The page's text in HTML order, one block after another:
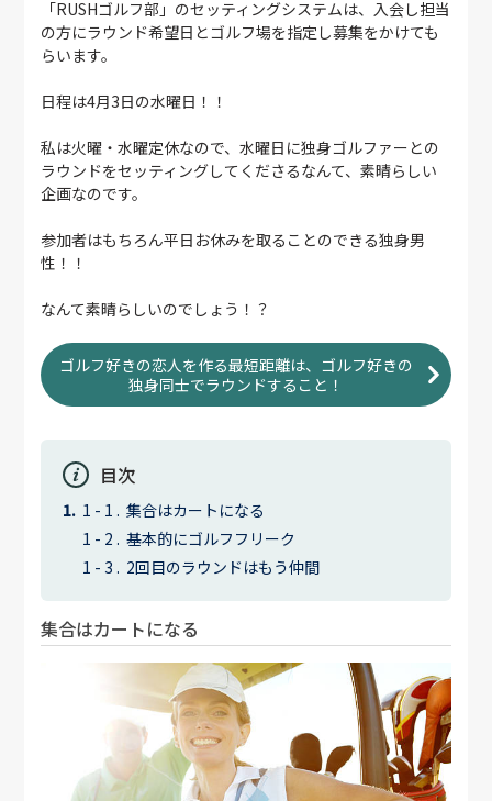
「RUSHゴルフ部」のセッティングシステムは、入会し担当
の方にラウンド希望日とゴルフ場を指定し募集をかけても
らいます。
日程は4月3日の水曜日！！
私は火曜・水曜定休なので、水曜日に独身ゴルファーとの
ラウンドをセッティングしてくださるなんて、素晴らしい
企画なのです。
参加者はもちろん平日お休みを取ることのできる独身男
性！！
なんて素晴らしいのでしょう！？
ゴルフ好きの恋人を作る最短距離は、ゴルフ好きの
独身同士でラウンドすること！
目次
集合はカートになる
基本的にゴルフフリーク
2回目のラウンドはもう仲間
集合はカートになる